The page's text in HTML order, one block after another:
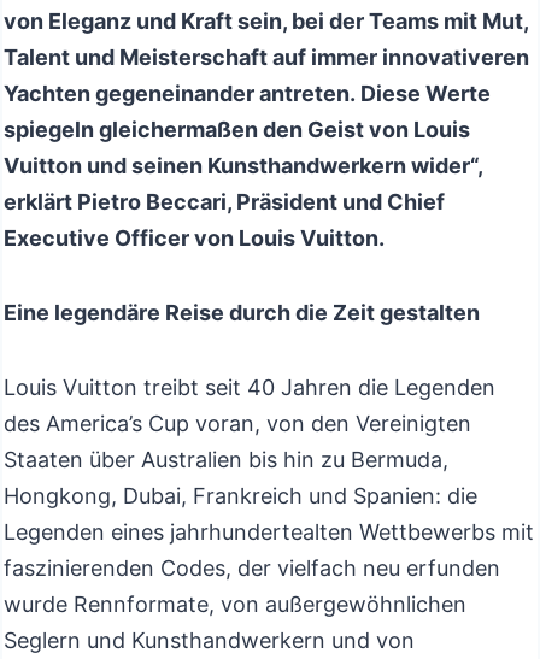
von Eleganz und Kraft sein, bei der Teams mit Mut,
Talent und Meisterschaft auf immer innovativeren
Yachten gegeneinander antreten. Diese Werte
spiegeln gleichermaßen den Geist von Louis
Vuitton und seinen Kunsthandwerkern wider“,
erklärt Pietro Beccari, Präsident und Chief
Executive Officer von Louis Vuitton.
Eine legendäre Reise durch die Zeit gestalten
Louis Vuitton treibt seit 40 Jahren die Legenden
des America’s Cup voran, von den Vereinigten
Staaten über Australien bis hin zu Bermuda,
Hongkong, Dubai, Frankreich und Spanien: die
Legenden eines jahrhundertealten Wettbewerbs mit
faszinierenden Codes, der vielfach neu erfunden
wurde Rennformate, von außergewöhnlichen
Seglern und Kunsthandwerkern und von